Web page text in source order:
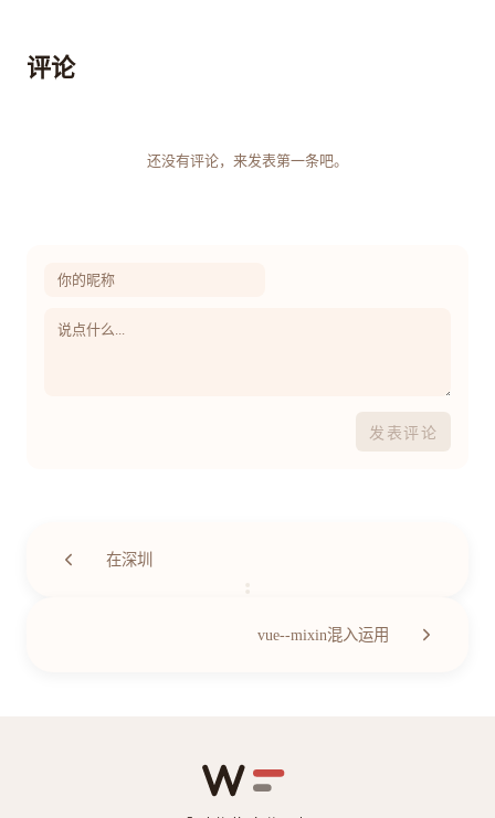
评论
还没有评论，来发表第一条吧。
发表评论
在深圳
vue--mixin混入运用